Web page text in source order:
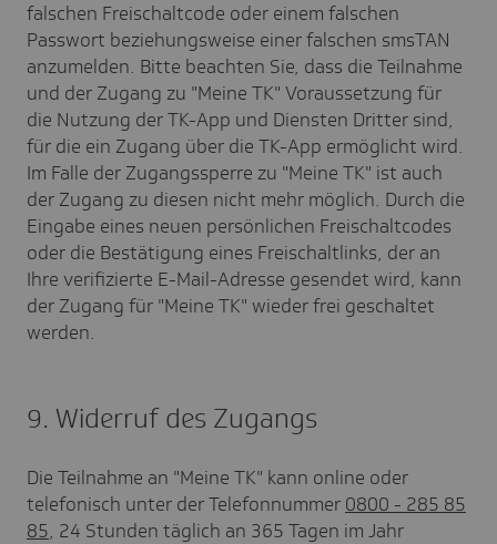
falschen Freischaltcode oder einem falschen
Passwort beziehungsweise einer falschen smsTAN
anzumelden. Bitte beachten Sie, dass die Teilnahme
und der Zugang zu "Meine TK" Voraussetzung für
die Nutzung der TK-App und Diensten Dritter sind,
für die ein Zugang über die TK-App ermöglicht wird.
Im Falle der Zugangssperre zu "Meine TK" ist auch
der Zugang zu diesen nicht mehr möglich. Durch die
Eingabe eines neuen persönlichen Freischaltcodes
oder die Bestätigung eines Freischaltlinks, der an
Ihre verifizierte E-Mail-Adresse gesendet wird, kann
der Zugang für "Meine TK" wieder frei geschaltet
werden.
9. Widerruf des Zugangs
Die Teilnahme an "Meine TK" kann online oder
telefonisch unter der Telefonnummer 0800 - 285 85
85, 24 Stunden täglich an 365 Tagen im Jahr